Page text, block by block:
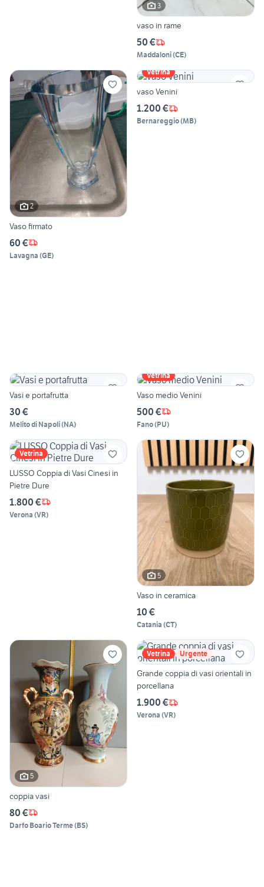
3
vaso in rame
50 €
Maddaloni(CE)
2
Vaso firmato
60 €
Lavagna (GE)
Vetrina
vaso Venini
1.200 €
Bernareggio(MB)
Vasi e portafrutta
30 €
Melito di Napoli(NA)
Vetrina
Vaso medio Venini
500 €
Fano(PU)
Vetrina
LUSSO Coppia di Vasi Cinesi in
Pietre Dure
1.800 €
Verona (VR)
5
Vaso in ceramica
10 €
Catania (CT)
5
coppia vasi
80 €
Darfo Boario Terme(BS)
Vetrina Urgente
Grande coppia di vasi orientali in
porcellana
1.900 €
Verona (VR)